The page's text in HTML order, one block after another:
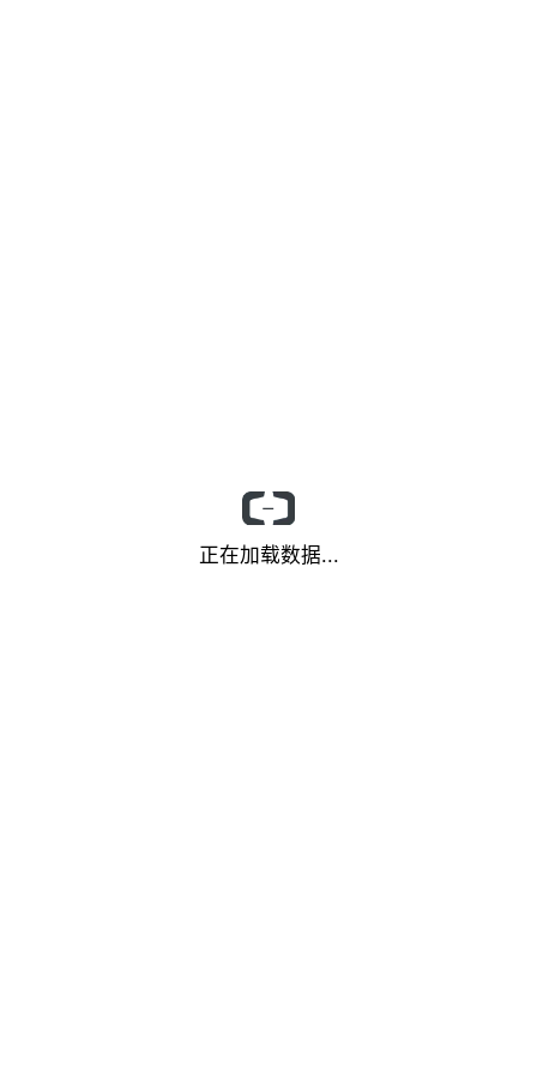
正在加载数据...